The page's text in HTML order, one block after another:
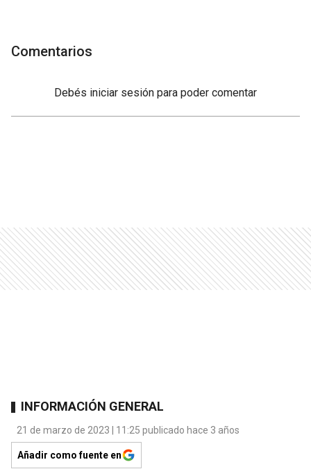
Comentarios
Debés iniciar sesión para poder comentar
INFORMACIÓN GENERAL
21 de marzo de 2023 | 11:25 publicado hace 3 años
Añadir como fuente en